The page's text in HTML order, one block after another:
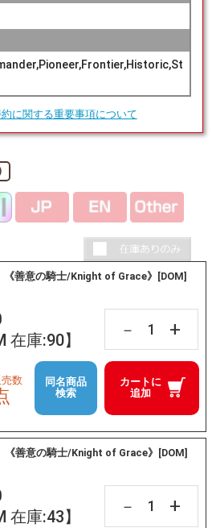
に関する重要事項について
《善意の騎士/Knight of Grace》[DOM]
在庫:90】
－ +
カートに
追加
数
同名商品
検索
《善意の騎士/Knight of Grace》[DOM]
在庫:43】
－ +